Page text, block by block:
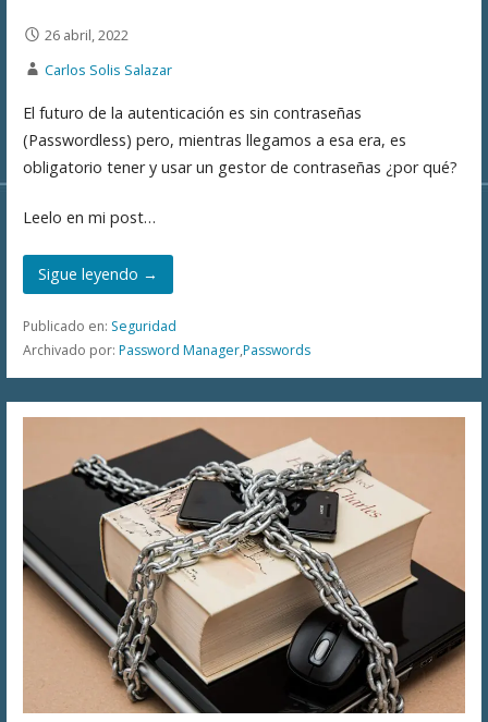
26 abril, 2022
Carlos Solis Salazar
El futuro de la autenticación es sin contraseñas
(Passwordless) pero, mientras llegamos a esa era, es
obligatorio tener y usar un gestor de contraseñas ¿por qué?
Leelo en mi post…
Sigue leyendo →
Publicado en: Seguridad
Archivado por: Password Manager,Passwords